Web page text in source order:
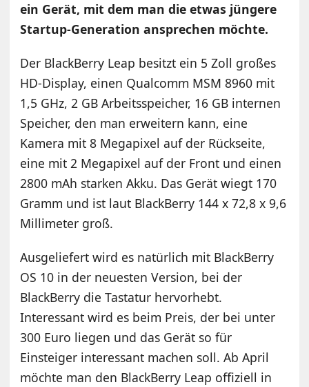
ein Gerät, mit dem man die etwas jüngere
Startup-Generation ansprechen möchte.
Der BlackBerry Leap besitzt ein 5 Zoll großes
HD-Display, einen Qualcomm MSM 8960 mit
1,5 GHz, 2 GB Arbeitsspeicher, 16 GB internen
Speicher, den man erweitern kann, eine
Kamera mit 8 Megapixel auf der Rückseite,
eine mit 2 Megapixel auf der Front und einen
2800 mAh starken Akku. Das Gerät wiegt 170
Gramm und ist laut BlackBerry 144 x 72,8 x 9,6
Millimeter groß.
Ausgeliefert wird es natürlich mit BlackBerry
OS 10 in der neuesten Version, bei der
BlackBerry die Tastatur hervorhebt.
Interessant wird es beim Preis, der bei unter
300 Euro liegen und das Gerät so für
Einsteiger interessant machen soll. Ab April
möchte man den BlackBerry Leap offiziell in